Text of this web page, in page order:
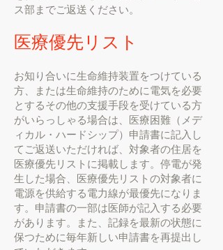
ス部までご返送ください。
医療優先リスト
お知り合いに生命維持装置をつけている
方、または生命維持のために電気を必要
とするその他の支援手段を受けている方
がいらっしゃる場合は、医療困難（メデ
ィカル・ハードシップ）申請書に記入し
てご返送いただければ、対象者の住居を
医療優先リストに掲載します。停電が発
生した場合、医療優先リストの対象者に
電源を供給する電力線が最優先になりま
す。申請書の一部は医師が記入する必要
があります。また、記録を最新の状態に
保つために毎年新しい申請書を再提出し